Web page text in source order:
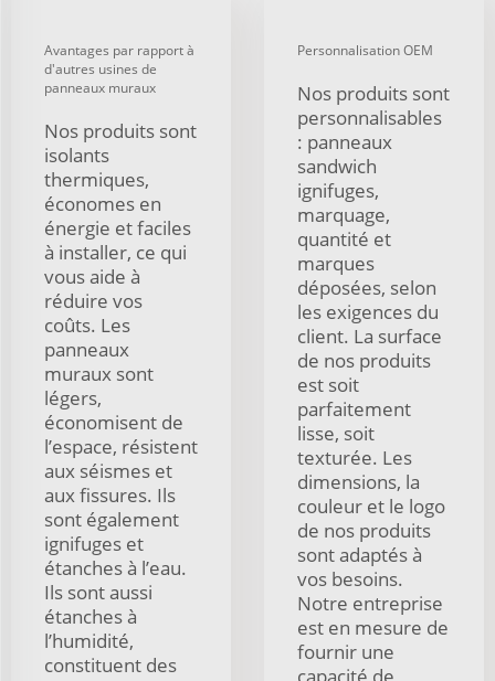
Avantages par rapport à
d'autres usines de
panneaux muraux
Nos produits sont
isolants
thermiques,
économes en
énergie et faciles
à installer, ce qui
vous aide à
réduire vos
coûts. Les
panneaux
muraux sont
légers,
économisent de
l’espace, résistent
aux séismes et
aux fissures. Ils
sont également
ignifuges et
étanches à l’eau.
Ils sont aussi
étanches à
l’humidité,
constituent des
Personnalisation OEM
Nos produits sont
personnalisables
: panneaux
sandwich
ignifuges,
marquage,
quantité et
marques
déposées, selon
les exigences du
client. La surface
de nos produits
est soit
parfaitement
lisse, soit
texturée. Les
dimensions, la
couleur et le logo
de nos produits
sont adaptés à
vos besoins.
Notre entreprise
est en mesure de
fournir une